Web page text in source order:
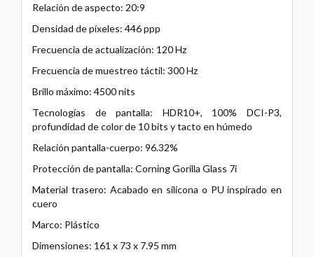
Relación de aspecto: 20:9
Densidad de píxeles: 446 ppp
Frecuencia de actualización: 120 Hz
Frecuencia de muestreo táctil: 300 Hz
Brillo máximo: 4500 nits
Tecnologías de pantalla: HDR10+, 100% DCI-P3,
profundidad de color de 10 bits y tacto en húmedo
Relación pantalla-cuerpo: 96.32%
Protección de pantalla: Corning Gorilla Glass 7i
Material trasero: Acabado en silicona o PU inspirado en
cuero
Marco: Plástico
Dimensiones: 161 x 73 x 7.95 mm